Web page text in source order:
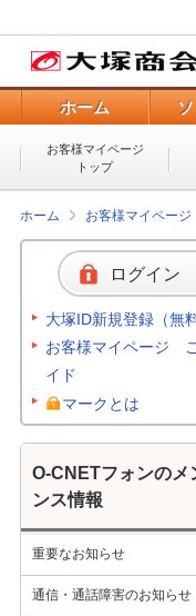
ホーム
お客様マイページ
トップ
ホーム お客様マイページ
ログイン
大塚ID新規登録（無料
お客様マイページ
イド
マークとは
O-CNETフォンのメ
ンス情報
重要なお知らせ
通信・通話障害のお知らせ